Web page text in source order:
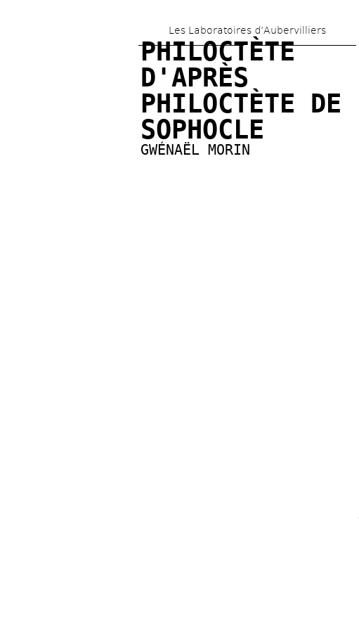
Les Laboratoires d’Aubervilliers
PHILOCTÈTE
D'APRÈS
PHILOCTÈTE DE
SOPHOCLE
GWÉNAËL MORIN